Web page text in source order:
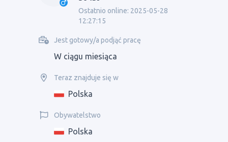
Ostatnio online: 2025-05-28
12:27:15
Jest gotowy/a podjąć pracę
W ciągu miesiąca
Teraz znajduje się w
Polska
Obywatelstwo
Polska